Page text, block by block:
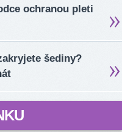
ochranou pleti
šediny?